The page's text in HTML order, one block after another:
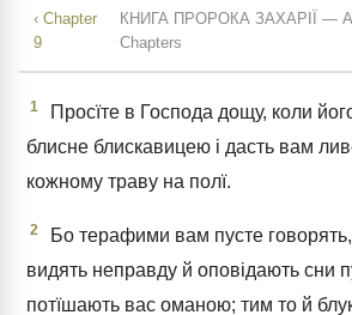
‹ Chapter
9
КНИГА ПРОРОКА ЗАХАРІЇ —
Chapters
1
Просїте в Господа дощу, коли
блисне блискавицею і дасть вам
кожному траву на полї.
2
Бо терафими вам пусте
видять неправду й оповідають сни
потїшають вас оманою; тим то й